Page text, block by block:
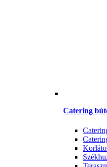
Catering